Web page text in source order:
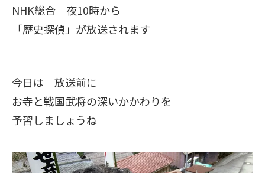
NHK総合 夜10時から
「歴史探偵」が放送されます
今日は 放送前に
お寺と戦国武将の深いかかわりを
予習しましょうね